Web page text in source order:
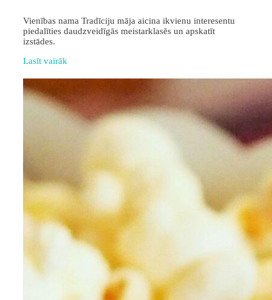
Vienības nama Tradīciju māja aicina ikvienu interesentu
piedalīties daudzveidīgās meistarklasēs un apskatīt
izstādes.
Lasīt vairāk